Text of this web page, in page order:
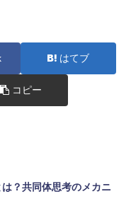
はてブ
コピー
？共同体思考のメカニ